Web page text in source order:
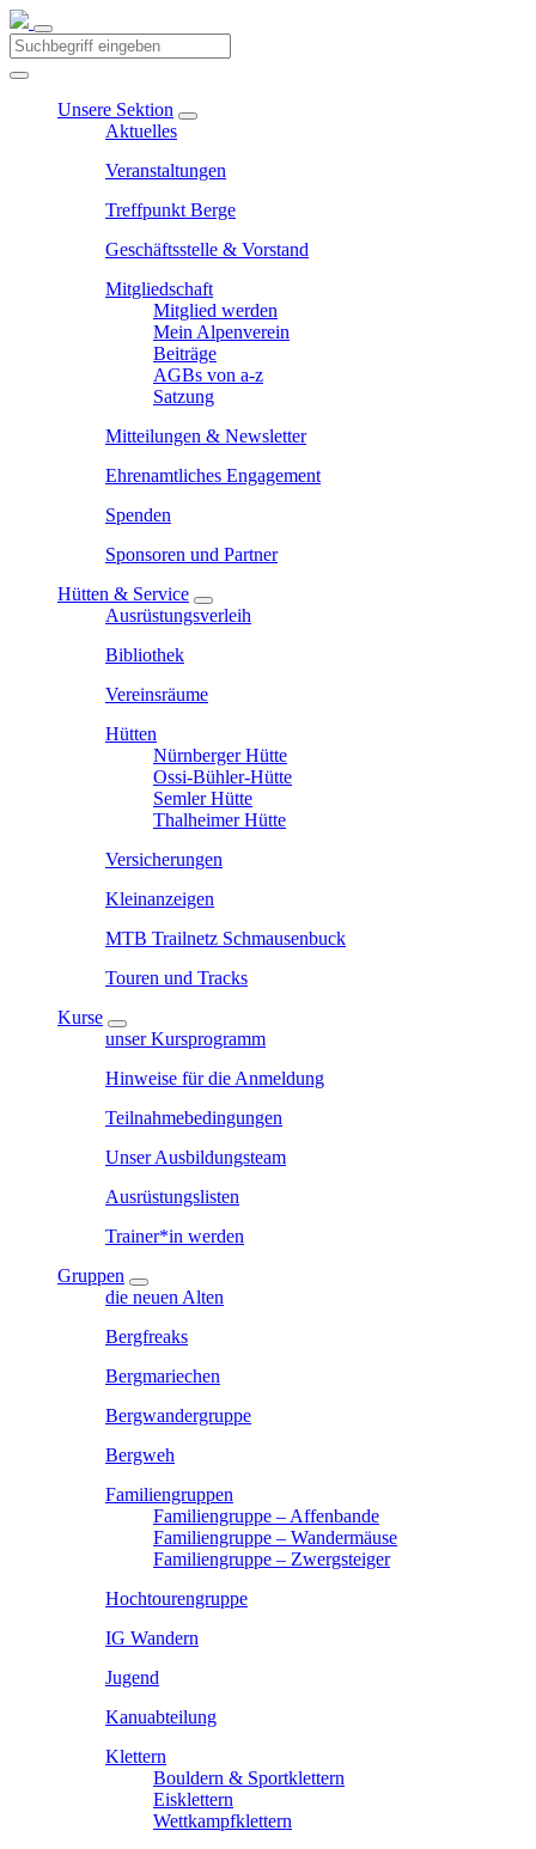
Unsere Sektion
Aktuelles
Veranstaltungen
Treffpunkt Berge
Geschäftsstelle & Vorstand
Mitgliedschaft
Mitglied werden
Mein Alpenverein
Beiträge
AGBs von a-z
Satzung
Mitteilungen & Newsletter
Ehrenamtliches Engagement
Spenden
Sponsoren und Partner
Hütten & Service
Ausrüstungsverleih
Bibliothek
Vereinsräume
Hütten
Nürnberger Hütte
Ossi-Bühler-Hütte
Semler Hütte
Thalheimer Hütte
Versicherungen
Kleinanzeigen
MTB Trailnetz Schmausenbuck
Touren und Tracks
Kurse
unser Kursprogramm
Hinweise für die Anmeldung
Teilnahmebedingungen
Unser Ausbildungsteam
Ausrüstungslisten
Trainer*in werden
Gruppen
die neuen Alten
Bergfreaks
Bergmariechen
Bergwandergruppe
Bergweh
Familiengruppen
Familiengruppe – Affenbande
Familiengruppe – Wandermäuse
Familiengruppe – Zwergsteiger
Hochtourengruppe
IG Wandern
Jugend
Kanuabteilung
Klettern
Bouldern & Sportklettern
Eisklettern
Wettkampfklettern